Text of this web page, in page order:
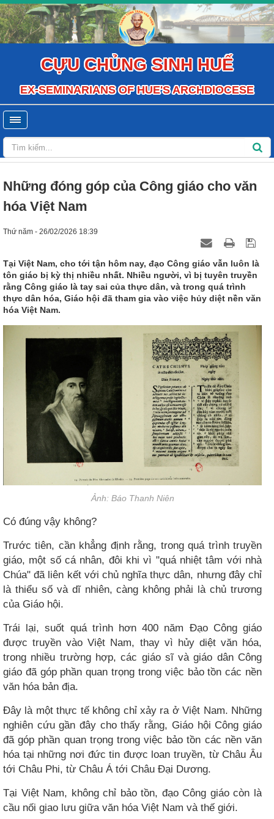
CỰU CHỦNG SINH HUẾ
EX-SEMINARIANS OF HUE'S ARCHDIOCESE
Những đóng góp của Công giáo cho văn
hóa Việt Nam
Thứ năm - 26/02/2026 18:39
Tại Việt Nam, cho tới tận hôm nay, đạo Công giáo vẫn luôn là
tôn giáo bị kỳ thị nhiều nhất. Nhiều người, vì bị tuyên truyền
rằng Công giáo là tay sai của thực dân, và trong quá trình
thực dân hóa, Giáo hội đã tham gia vào việc hủy diệt nền văn
hóa Việt Nam.
Ảnh: Báo Thanh Niên
Có đúng vậy không?
Trước tiên, cần khẳng định rằng, trong quá trình truyền
giáo, một số cá nhân, đôi khi vì "quá nhiệt tâm với nhà
Chúa" đã liên kết với chủ nghĩa thực dân, nhưng đây chỉ
là thiểu số và dĩ nhiên, càng không phải là chủ trương
của Giáo hội.
Trái lại, suốt quá trình hơn 400 năm Đạo Công giáo
được truyền vào Việt Nam, thay vì hủy diệt văn hóa,
trong nhiều trường hợp, các giáo sĩ và giáo dân Công
giáo đã góp phần quan trọng trong việc bảo tồn các nền
văn hóa bản địa.
Đây là một thực tế không chỉ xảy ra ở Việt Nam. Những
nghiên cứu gần đây cho thấy rằng, Giáo hội Công giáo
đã góp phần quan trọng trong việc bảo tồn các nền văn
hóa tại những nơi đức tin được loan truyền, từ Châu Âu
tới Châu Phi, từ Châu Á tới Châu Đại Dương.
Tại Việt Nam, không chỉ bảo tồn, đạo Công giáo còn là
cầu nối giao lưu giữa văn hóa Việt Nam và thế giới.